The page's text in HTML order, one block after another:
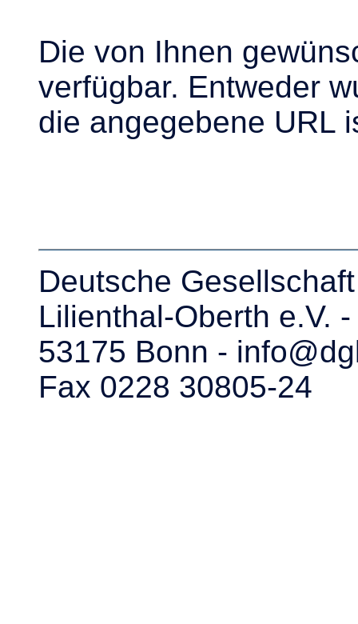
Die von Ihnen
verfügbar. Entweder
die angegebene URL
Deutsche
Lilienthal-Oberth e.V.
53175 Bonn -
Fax 0228 30805-24